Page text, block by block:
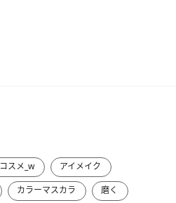
コスメ_w
アイメイク
カラーマスカラ 磨く